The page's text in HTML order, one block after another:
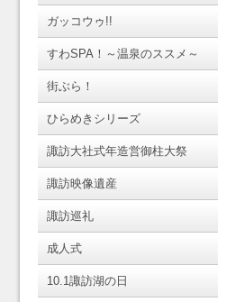
ガッコウゥ!!
すわSPA！～温泉のススメ～
街ぶら！
ひらめきシリーズ
諏訪大社式年造営御柱大祭
諏訪映像遺産
諏訪巡礼
成人式
10.1諏訪湖の日